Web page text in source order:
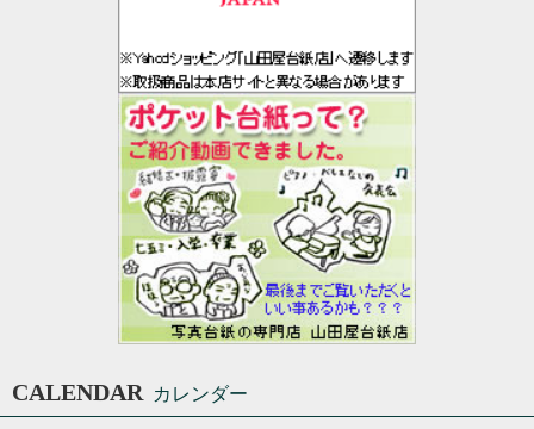
CALENDAR カレンダー